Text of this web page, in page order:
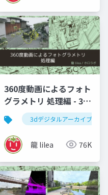
ar 3dデジタルアー
360度動画によるフォト
グラメトリ 処理編 - 3D
スキャン何でもLT会
3dデジタルアーカイブ
龍 lilea 76K